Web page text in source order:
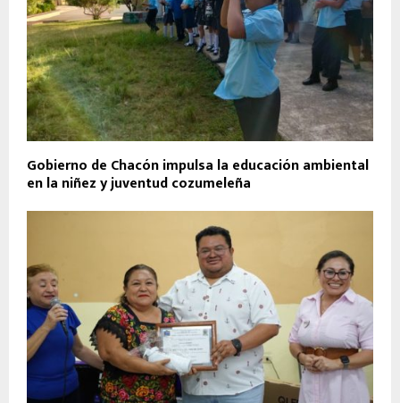
Gobierno de Chacón impulsa la educación ambiental
en la niñez y juventud cozumeleña